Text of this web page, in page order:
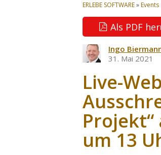
ERLEBE SOFTWARE»Events
Als PDF
Ingo
31. Mai 2021
Live-
um 13